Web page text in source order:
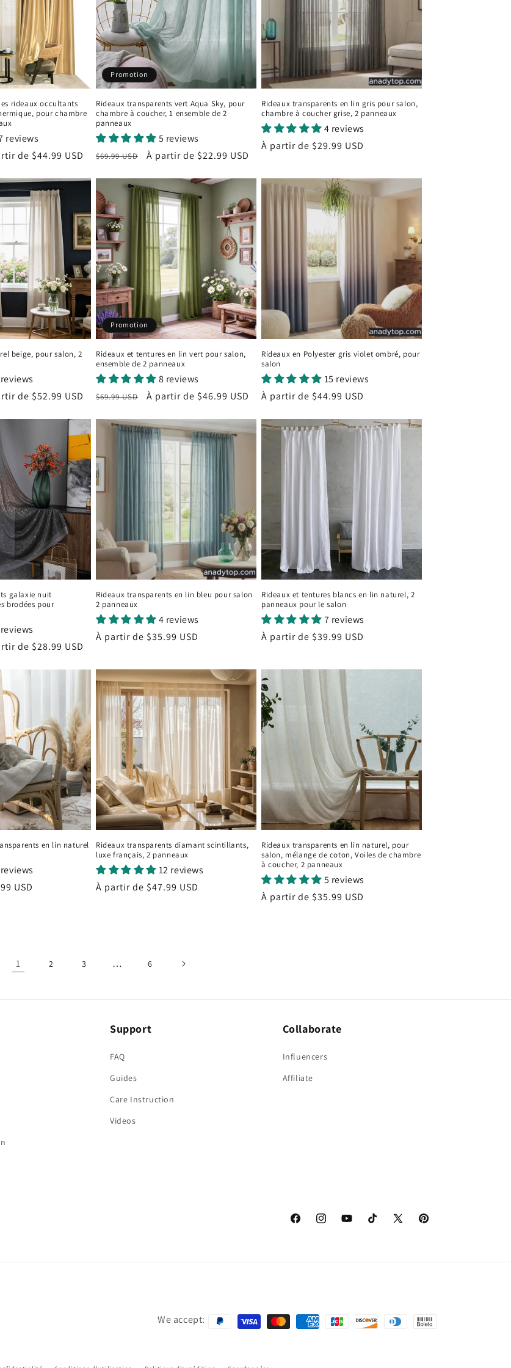
rideaux occultants
pour chambre
reviews
de $44.99 USD
Promotion
Rideaux transparents vert Aqua Sky, pour
chambre à coucher, 1 ensemble de 2
panneaux
5 reviews
Prix
$69.99 USD
Prix
À partir de $22.99 USD
Rideaux transparents en lin gris pour salon,
chambre à coucher grise, 2 panneaux
4 reviews
Prix
À partir de $29.99 USD
beige, pour salon, 2
de $52.99 USD
Promotion
Rideaux et tentures en lin vert pour salon,
ensemble de 2 panneaux
8 reviews
Prix
$69.99 USD
Prix
À partir de $46.99 USD
Rideaux en Polyester gris violet ombré, pour
salon
15 reviews
Prix
À partir de $44.99 USD
galaxie nuit
brodées pour
de $28.99 USD
Rideaux transparents en lin bleu pour salon
2 panneaux
4 reviews
Prix
À partir de $35.99 USD
Rideaux et tentures blancs en lin naturel, 2
panneaux pour le salon
7 reviews
Prix
À partir de $39.99 USD
en lin naturel
USD
Rideaux transparents diamant scintillants,
luxe français, 2 panneaux
12 reviews
Prix
À partir de $47.99 USD
Rideaux transparents en lin naturel, pour
salon, mélange de coton, Voiles de chambre
à coucher, 2 panneaux
5 reviews
Prix
À partir de $35.99 USD
1 2 3 … 6
Support
FAQ
Guides
Care Instruction
Videos
Collaborate
Influencers
Affiliate
FacebookInstagramYouTubeTikTok
X
Pinterest
Moyens
We accept: